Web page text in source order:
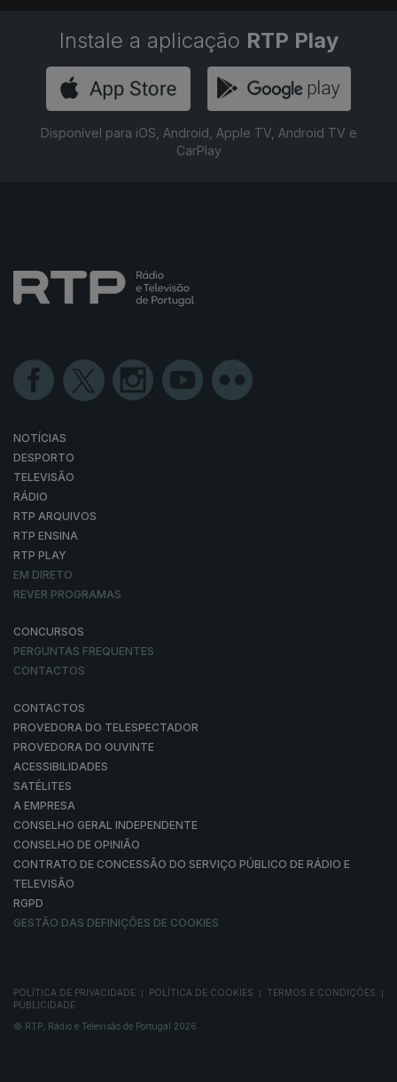
Instale a aplicação RTP Play
Disponível para iOS, Android, Apple TV, Android TV e
CarPlay
NOTÍCIAS
DESPORTO
TELEVISÃO
RÁDIO
RTP ARQUIVOS
RTP ENSINA
RTP PLAY
EM DIRETO
REVER PROGRAMAS
CONCURSOS
PERGUNTAS FREQUENTES
CONTACTOS
CONTACTOS
PROVEDORA DO TELESPECTADOR
PROVEDORA DO OUVINTE
ACESSIBILIDADES
SATÉLITES
A EMPRESA
CONSELHO GERAL INDEPENDENTE
CONSELHO DE OPINIÃO
CONTRATO DE CONCESSÃO DO SERVIÇO PÚBLICO DE RÁDIO E
TELEVISÃO
RGPD
GESTÃO DAS DEFINIÇÕES DE COOKIES
POLÍTICA DE PRIVACIDADE POLÍTICA DE COOKIES TERMOS E CONDIÇÕES
PUBLICIDADE
© RTP, Rádio e Televisão de Portugal 2026